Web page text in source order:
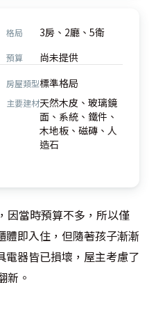
格局 3房、2廳、5衛
預算 尚未提供
房屋類型標準格局
主要建材天然木皮、玻璃鏡
面、系統、鐵件、
木地板、磁磚、人
造石
因當時預算不多，所以僅
體即入住，但隨著孩子漸漸
電器皆已損壞，屋主考慮了
新。